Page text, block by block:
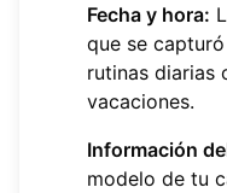
Fecha y hora:
que se
rutinas diarias
vacaciones.
Información
modelo de tu